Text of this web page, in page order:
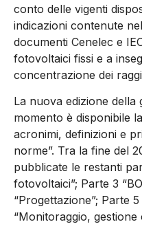
conto delle vigenti
indicazioni contenute
documenti Cenelec e
fotovoltaici fissi e a
con­centrazione dei
La nuova edizione
momento è disponibile
acronimi, definizioni e
norme”. Tra la fine del
pubblicate le restanti
fotovoltaici”; Parte 3
“Progettazione”; Parte
“Monitoraggio, gestione